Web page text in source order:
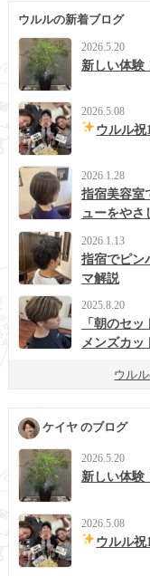
ウルルの新着ブログ
2026.5.20
新しい体験
2026.5.08
ウルル祝
2026.1.28
指宿美容室
ューをやさ
2026.1.13
指宿でピン
マ解説
2025.8.20
「朝のセ
メンズカッ
ウル
ケイヤ のブログ
2026.5.20
新しい体験
2026.5.08
ウルル祝